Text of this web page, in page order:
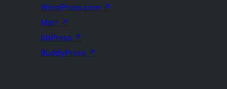
WordPress.com ↗
Matt ↗
bbPress ↗
BuddyPress ↗